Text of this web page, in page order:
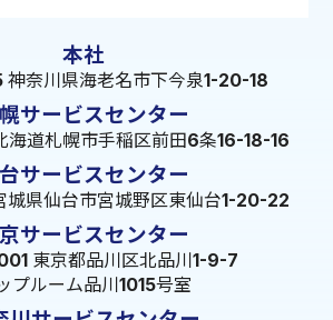
本社
奈川県海老名市下今泉1-20-18
サービスセンター
道札幌市手稲区前田6条16-18-16
サービスセンター
県仙台市宮城野区東仙台1-20-22
サービスセンター
東京都品川区北品川1-9-7
プルーム品川1015号室